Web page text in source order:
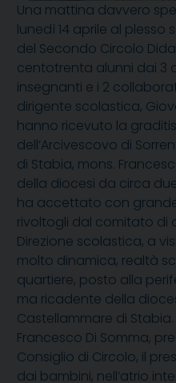
Una mattina davvero
lunedì 14 aprile al plesso
del Secondo Circolo
centotrenta alunni dai 3
insegnanti e i 2
dirigente scolastica,
hanno ricevuto la
dell’Arcivescovo di
di Stabia, mons.
della diocesi da circa
ha accettato con
rivoltogli dal comitato di
Direzione scolastica, a
molto dinamica, realtà
quartiere, posto alla
ma ricadente della
Castellammare di
Francesco Di Somma,
Consiglio di Circolo, il
dai bambini, nell’atrio